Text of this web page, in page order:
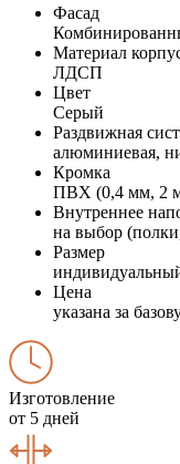
Фасад
Материал
ЛДСП
Цвет
Серый
Раздвижная
алюминиевая,
Кромка
ПВХ (0,4 мм, 2
Внутреннее
на выбор
Размер
Цена
указана за
Изготовление
от 5 дней